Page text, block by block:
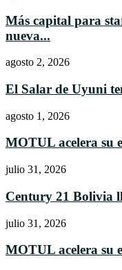
Más capital para
nueva...
agosto 2, 2026
El Salar de Uyuni
agosto 1, 2026
MOTUL acelera su
julio 31, 2026
Century 21 Bolivia
julio 31, 2026
MOTUL acelera su